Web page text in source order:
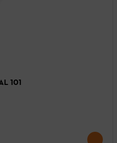
101